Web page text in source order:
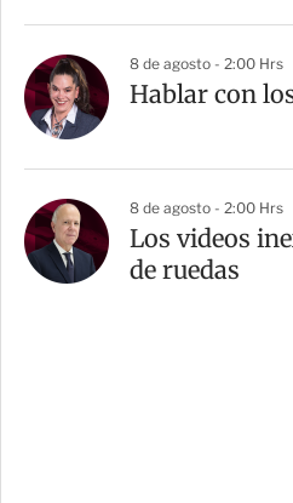
8 de agosto - 2:00 Hrs
Hablar con
8 de agosto - 2:00 Hrs
Los videos
de ruedas